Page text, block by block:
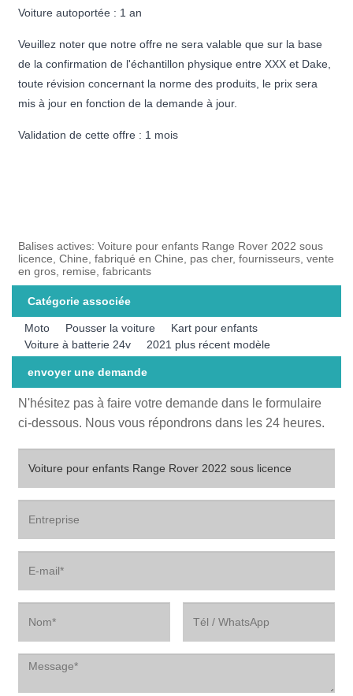
Voiture autoportée : 1 an
Veuillez noter que notre offre ne sera valable que sur la base
de la confirmation de l'échantillon physique entre XXX et Dake,
toute révision concernant la norme des produits, le prix sera
mis à jour en fonction de la demande à jour.
Validation de cette offre : 1 mois
Balises actives: Voiture pour enfants Range Rover 2022 sous
licence, Chine, fabriqué en Chine, pas cher, fournisseurs, vente
en gros, remise, fabricants
Catégorie associée
Moto Pousser la voiture
Kart pour enfants
Voiture à batterie 24v
2021 plus récent modèle
envoyer une demande
N'hésitez pas à faire votre demande dans le formulaire
ci-dessous. Nous vous répondrons dans les 24 heures.